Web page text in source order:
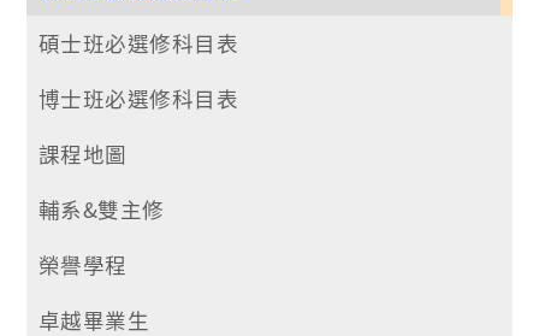
碩士班必選修科目表
博士班必選修科目表
課程地圖
輔系&雙主修
榮譽學程
卓越畢業生